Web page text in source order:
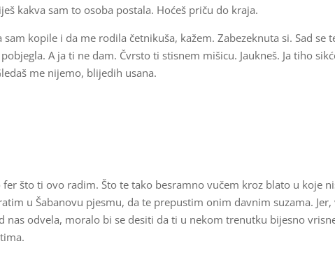
kakva sam to osoba postala. Hoćeš priču do kraja.
kopile i da me rodila četnikuša, kažem. Zabezeknuta si. Sad se
A ja ti ne dam. Čvrsto ti stisnem mišicu. Jaukneš. Ja tiho
me nijemo, blijedih usana.
što ti ovo radim. Što te tako besramno vučem kroz blato u koje
u Šabanovu pjesmu, da te prepustim onim davnim suzama. Jer,
nas odvela, moralo bi se desiti da ti u nekom trenutku bijesno